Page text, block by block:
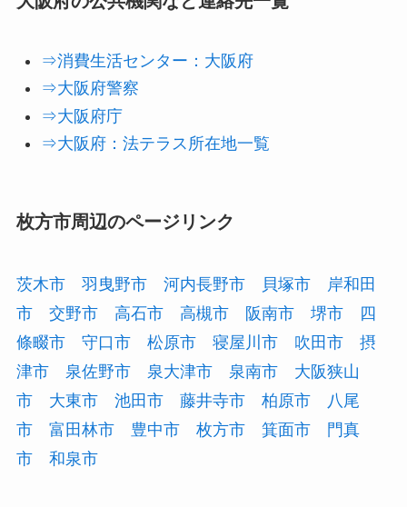
⇒消費生活センター：大阪府
⇒大阪府警察
⇒大阪府庁
⇒大阪府：法テラス所在地一覧
枚方市周辺のページリンク
茨木市 羽曳野市 河内長野市 貝塚市
岸和田
市
交野市 高石市 高槻市 阪南市 堺市
四
條畷市
守口市 松原市 寝屋川市 吹田市
摂
津市
泉佐野市 泉大津市 泉南市
大阪狭山
市
大東市 池田市 藤井寺市 柏原市
八尾
市
富田林市 豊中市 枚方市 箕面市
門真
市
和泉市